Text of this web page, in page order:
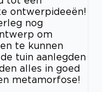
ontwerpideeën!
nog
om
te kunnen
tuin aanlegden
alles in goed
metamorfose!